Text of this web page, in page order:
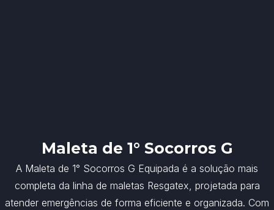
Maleta de 1° Socorros G
A Maleta de 1° Socorros G Equipada é a solução mais
completa da linha de maletas Resgatex, projetada para
atender emergências de forma eficiente e organizada. Com